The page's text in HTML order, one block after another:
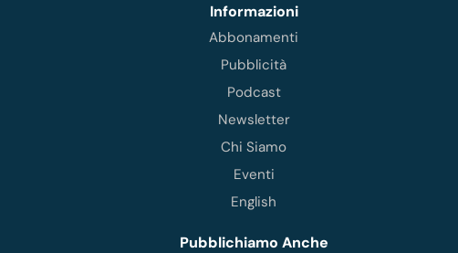
Informazioni
Abbonamenti
Pubblicità
Podcast
Newsletter
Chi Siamo
Eventi
English
Pubblichiamo Anche